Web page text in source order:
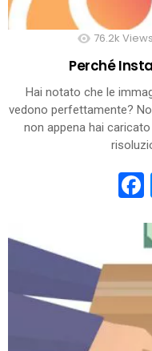
76.2k Views
Perché
Hai notato che le
vedono perfettamente?
non appena hai